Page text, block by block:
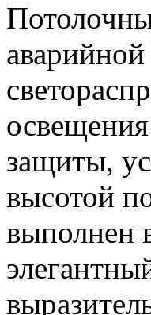
защиты,
высотой
выполнен